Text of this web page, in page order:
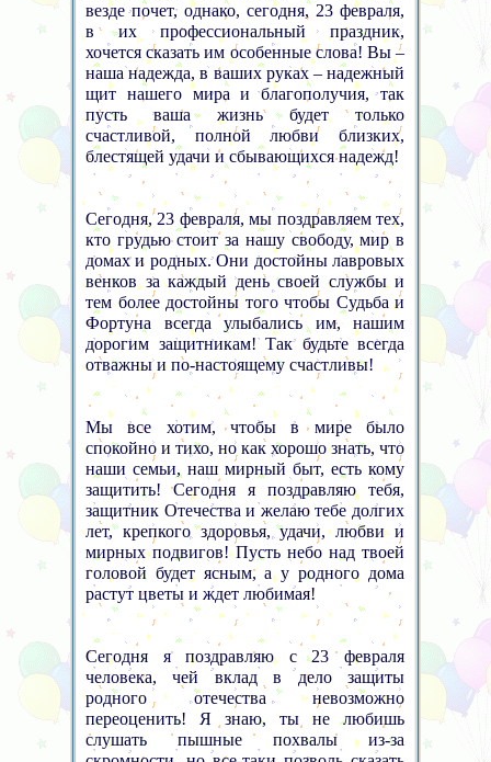
везде почет, однако, сегодня, 23 февраля,
в их профессиональный праздник,
хочется сказать им особенные слова! Вы –
наша надежда, в ваших руках – надежный
щит нашего мира и благополучия, так
пусть ваша жизнь будет только
счастливой, полной любви близких,
блестящей удачи и сбывающихся надежд!
Сегодня, 23 февраля, мы поздравляем тех,
кто грудью стоит за нашу свободу, мир в
домах и родных. Они достойны лавровых
венков за каждый день своей службы и
тем более достойны того чтобы Судьба и
Фортуна всегда улыбались им, нашим
дорогим защитникам! Так будьте всегда
отважны и по-настоящему счастливы!
Мы все хотим, чтобы в мире было
спокойно и тихо, но как хорошо знать, что
наши семьи, наш мирный быт, есть кому
защитить! Сегодня я поздравляю тебя,
защитник Отечества и желаю тебе долгих
лет, крепкого здоровья, удачи, любви и
мирных подвигов! Пусть небо над твоей
головой будет ясным, а у родного дома
растут цветы и ждет любимая!
Сегодня я поздравляю с 23 февраля
человека, чей вклад в дело защиты
родного отечества невозможно
переоценить! Я знаю, ты не любишь
слушать пышные похвалы из-за